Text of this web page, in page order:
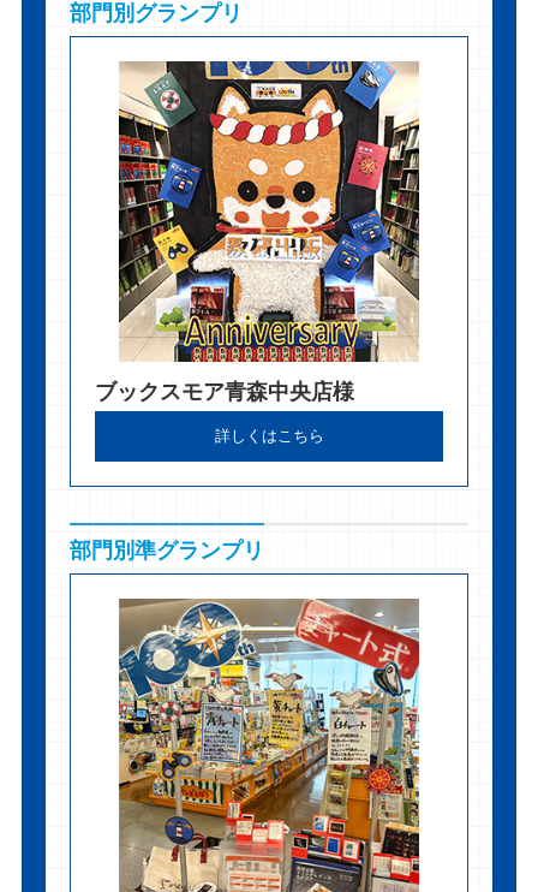
部門別グランプリ
ブックスモア青森中央店様
詳しくはこちら
部門別準グランプリ